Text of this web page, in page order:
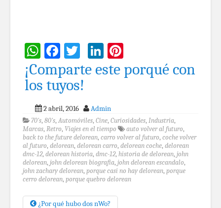
WhatsApp
Facebook
TwitterLinkedIn
¡Comparte este porqué con
los tuyos!
2 abril, 2016 Admin
70's, 80's, Automóviles, Cine, Curiosidades, Industria,
Marcas, Retro, Viajes en el tiempo auto volver al futuro,
back to the future delorean, carro volver al futuro, coche volver
al futuro, delorean, delorean carro, delorean coche, delorean
dmc-12, delorean historia, dmc-12, historia de delorean, john
delorean, john delorean biografia, john delorean escandalo,
john zachary delorean, porque casi no hay delorean, porque
cerro delorean, porque quebro delorean
¿Por qué hubo dos nWo?